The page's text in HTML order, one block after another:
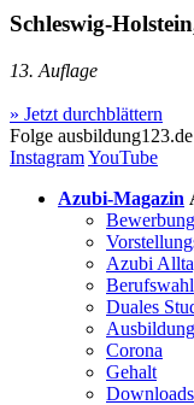
Schleswig-
13. Auflage
» Jetzt durchblättern
Folge ausbildung123.de
InstagramYouTube
Azubi-Magazin
Azubi
Berufswahl
Duales
Ausbildung
Corona
Gehalt
Downloads